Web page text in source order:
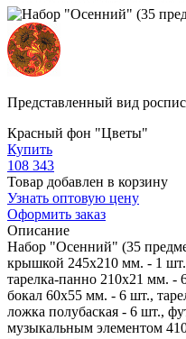
Представленный вид
Красный фон "Цветы"
Купить
108 343
Товар добавлен в корзину
Узнать оптовую цену
Оформить заказ
Описание
Набор "Осенний" (35
крышкой 245х210 мм. - 1
тарелка-панно 210х21 мм. -
бокал 60х55 мм. - 6 шт.,
ложка полубаская - 6 шт.,
музыкальным элементом